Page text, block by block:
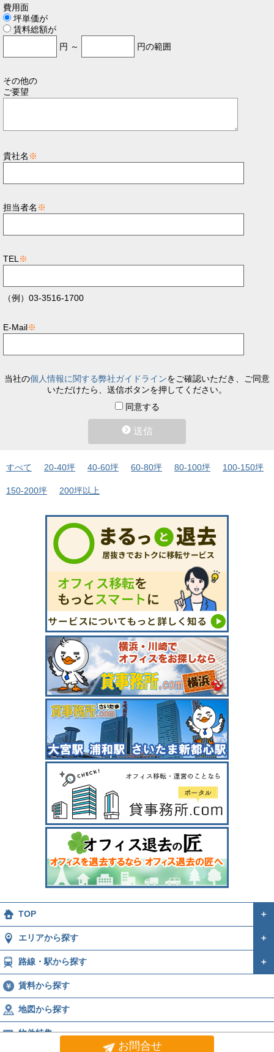
費用面
坪単価が
賃料総額が
円 ～
円の範囲
その他の
ご要望
貴社名 ※
担当者名 ※
TEL※
（例）03-3516-1700
E-Mail※
当社の個人情報に関する弊社ガイドラインをご確認いただき、ご同意
いただけたら、送信ボタンを押してください。
同意する
送信
すべて 20-40坪 40-60坪 60-80坪 80-100坪 100-150坪
150-200坪 200坪以上
お問合せ
TOP ＋
エリアから探す ＋
路線・駅から探す ＋
賃料から探す
地図から探す
物件特集